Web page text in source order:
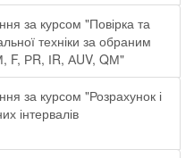
за курсом "Повірка та
техніки за обраним
F, РR, ІR, АUV, QМ"
за курсом "Розрахунок і
інтервалів